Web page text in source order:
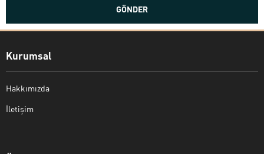
Kurumsal
Hakkımızda
İletişim